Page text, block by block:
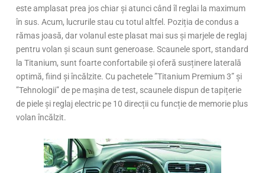
este amplasat prea jos chiar și atunci când îl reglai la maximum
în sus. Acum, lucrurile stau cu totul altfel. Poziția de condus a
rămas joasă, dar volanul este plasat mai sus și marjele de reglaj
pentru volan și scaun sunt generoase. Scaunele sport, standard
la Titanium, sunt foarte confortabile și oferă susținere laterală
optimă, fiind și încălzite. Cu pachetele ”Titanium Premium 3” și
”Tehnologii” de pe mașina de test, scaunele dispun de tapițerie
de piele și reglaj electric pe 10 direcții cu funcție de memorie plus
volan încălzit.